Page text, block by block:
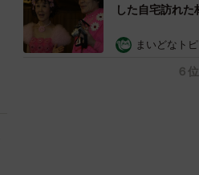
した自宅訪れ
ン状態の部屋に
まいどなト
６